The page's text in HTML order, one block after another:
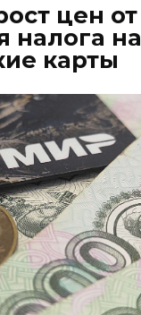
цен от
налога на
карты